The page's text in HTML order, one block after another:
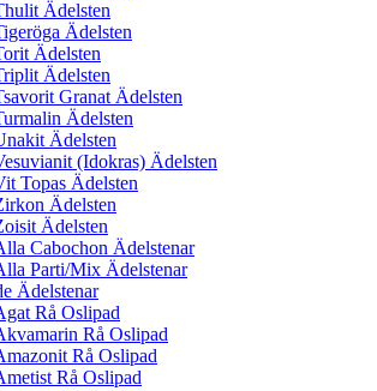
Ädelsten
Ädelsten
Ädelsten
Ädelsten
Granat Ädelsten
Ädelsten
Ädelsten
(Idokras) Ädelsten
Topas Ädelsten
Ädelsten
Ädelsten
Cabochon Ädelstenar
Parti/Mix Ädelstenar
Ädelstenar
Rå Oslipad
Rå Oslipad
Rå Oslipad
Rå Oslipad